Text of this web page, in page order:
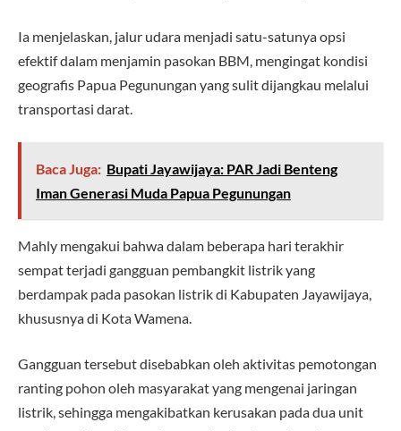
Ia menjelaskan, jalur udara menjadi satu-satunya opsi
efektif dalam menjamin pasokan BBM, mengingat kondisi
geografis Papua Pegunungan yang sulit dijangkau melalui
transportasi darat.
Baca Juga: Bupati Jayawijaya: PAR Jadi Benteng
Iman Generasi Muda Papua Pegunungan
Mahly mengakui bahwa dalam beberapa hari terakhir
sempat terjadi gangguan pembangkit listrik yang
berdampak pada pasokan listrik di Kabupaten Jayawijaya,
khususnya di Kota Wamena.
Gangguan tersebut disebabkan oleh aktivitas pemotongan
ranting pohon oleh masyarakat yang mengenai jaringan
listrik, sehingga mengakibatkan kerusakan pada dua unit